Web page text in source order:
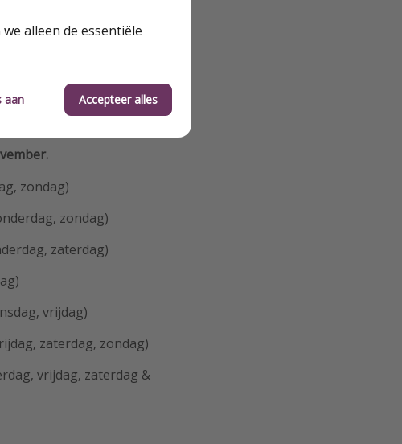
zondag)
zondag)
zaterdag)
vrijdag)
zaterdag, zondag)
vrijdag, zaterdag &
alleen de essentiële
aan Accepteer alles